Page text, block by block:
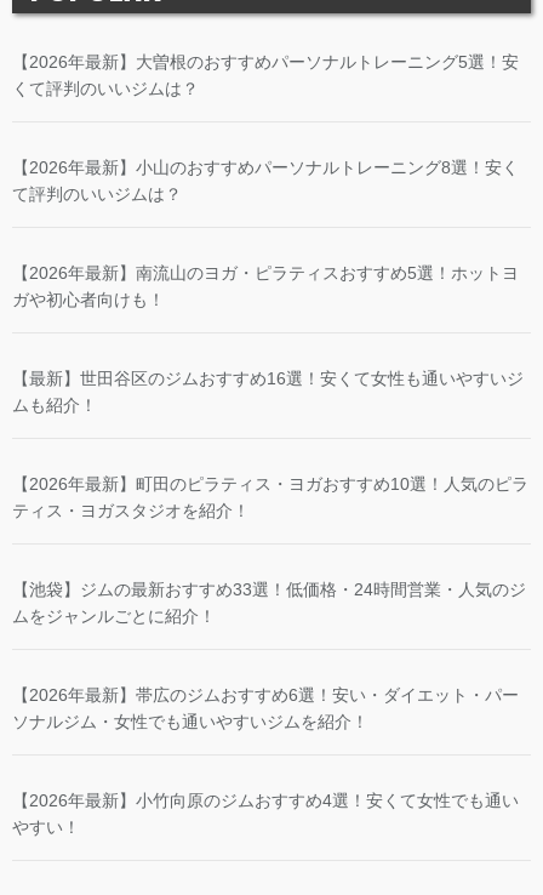
【2026年最新】大曽根のおすすめパーソナルトレーニング5選！安
くて評判のいいジムは？
【2026年最新】小山のおすすめパーソナルトレーニング8選！安く
て評判のいいジムは？
【2026年最新】南流山のヨガ・ピラティスおすすめ5選！ホットヨ
ガや初心者向けも！
【最新】世田谷区のジムおすすめ16選！安くて女性も通いやすいジ
ムも紹介！
【2026年最新】町田のピラティス・ヨガおすすめ10選！人気のピラ
ティス・ヨガスタジオを紹介！
【池袋】ジムの最新おすすめ33選！低価格・24時間営業・人気のジ
ムをジャンルごとに紹介！
【2026年最新】帯広のジムおすすめ6選！安い・ダイエット・パー
ソナルジム・女性でも通いやすいジムを紹介！
【2026年最新】小竹向原のジムおすすめ4選！安くて女性でも通い
やすい！